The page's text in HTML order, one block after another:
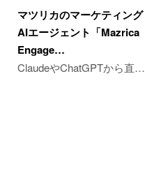
マツリカのマーケティング
AIエージェント「Mazrica
Engage…
ClaudeやChatGPTから直…